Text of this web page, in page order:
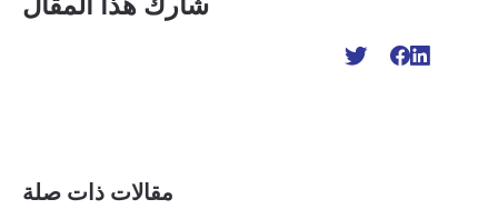
شارك هذا المقال
مقالات ذات صلة